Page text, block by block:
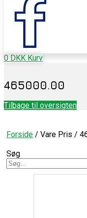
0 DKK Kurv
465000.00
Tilbage til oversigten
Forside / Vare Pris /
Søg